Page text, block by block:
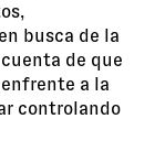
busca de la
de que
a la
controlando